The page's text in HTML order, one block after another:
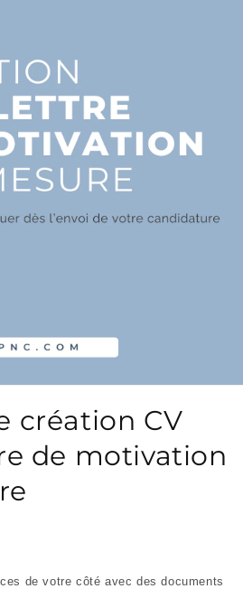
création CV
de motivation
de votre côté avec des documents